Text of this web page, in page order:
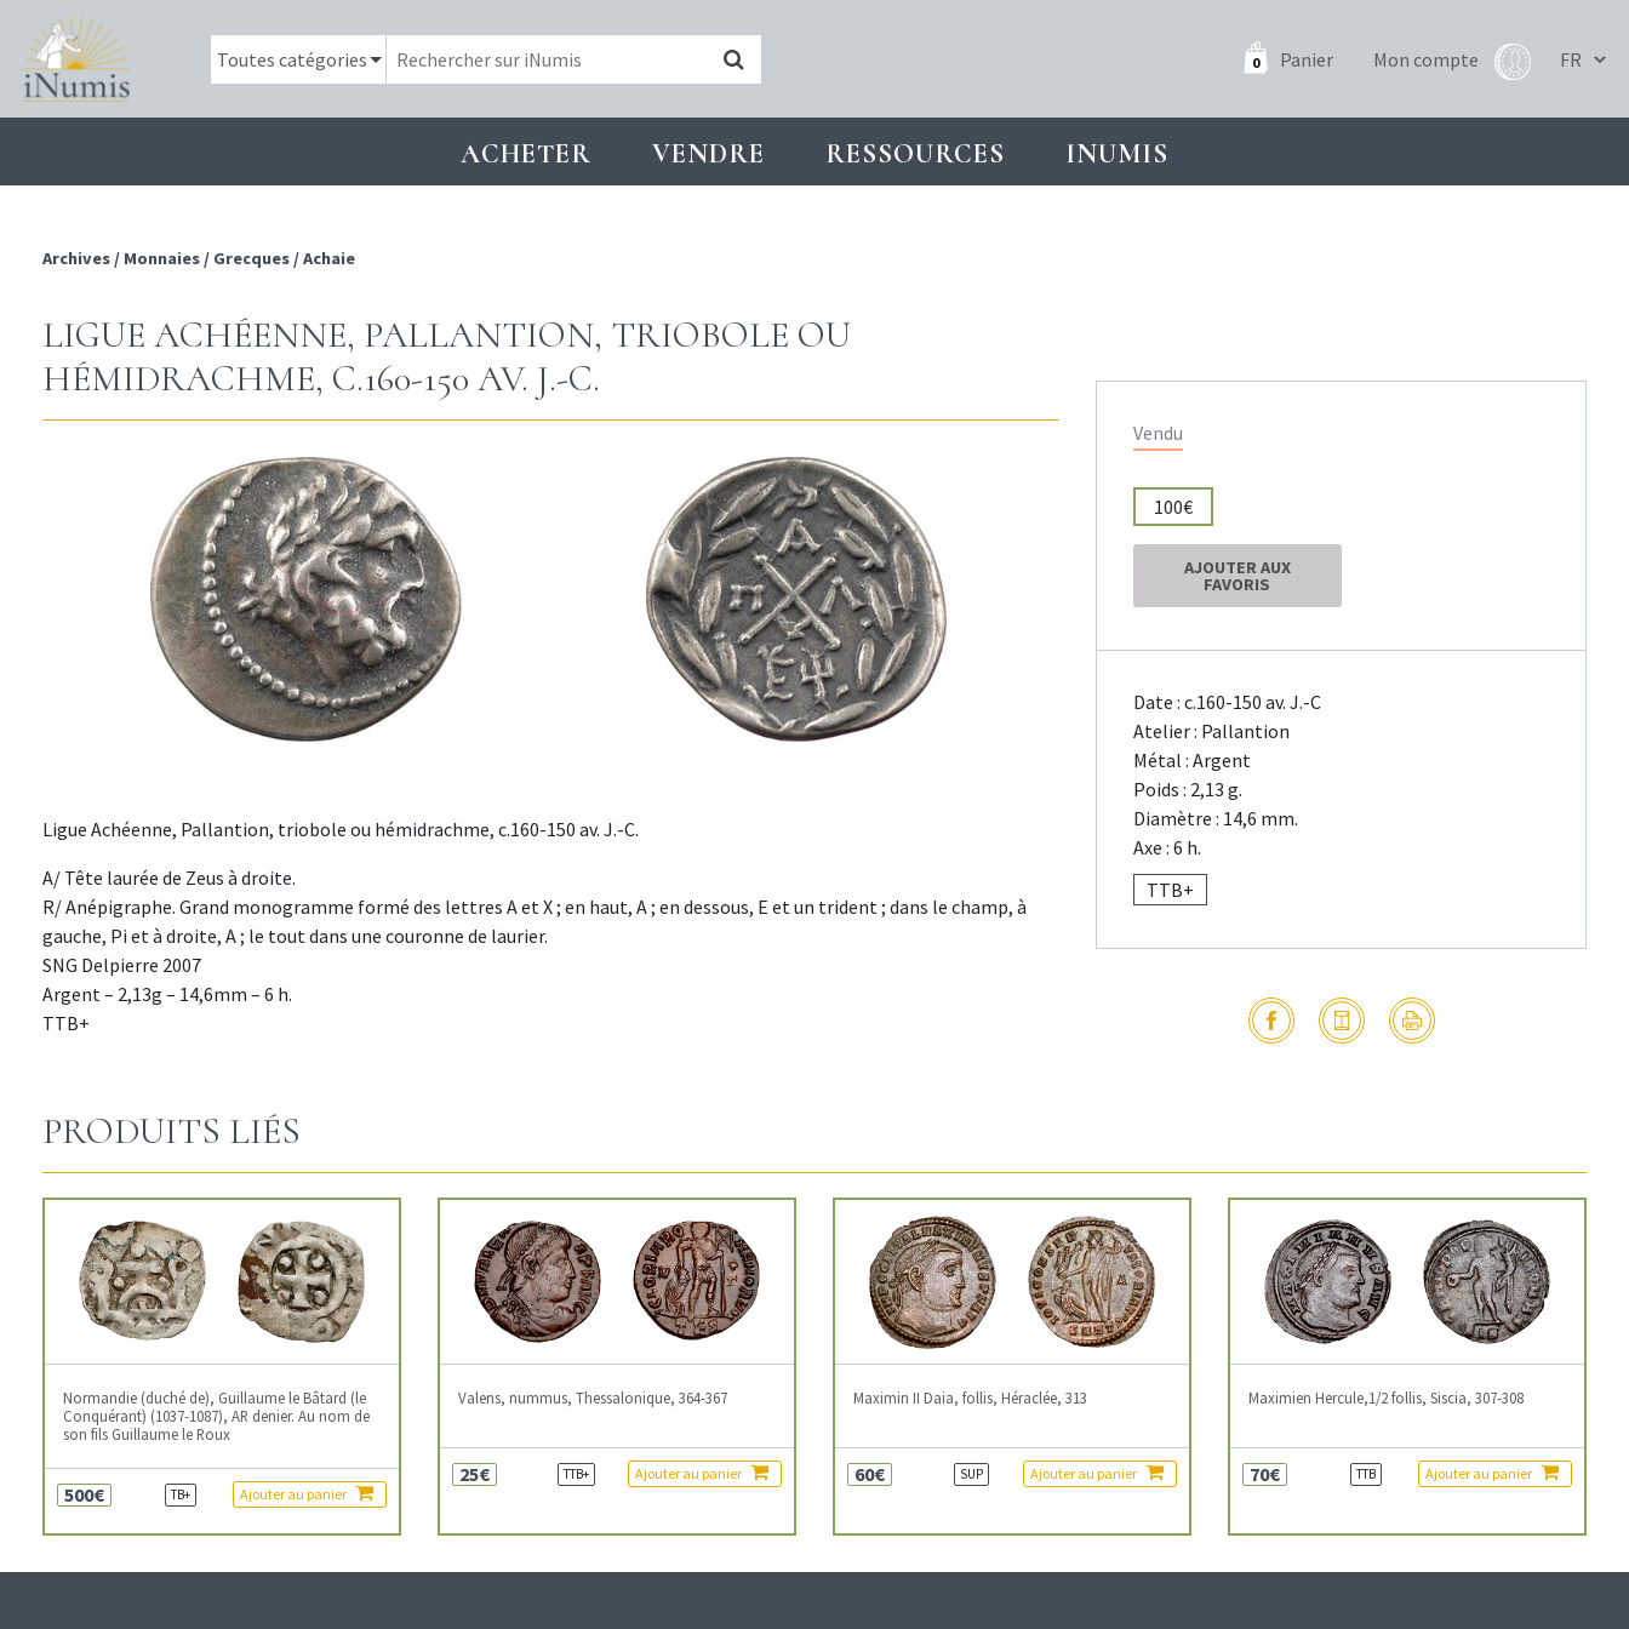
0 Panier Mon compte
ACHETER VENDRE RESSOURCES INUMIS
Archives / Monnaies / Grecques /Achaie
LIGUE ACHÉENNE, PALLANTION, TRIOBOLE OU
HÉMIDRACHME, C.160-150 AV. J.-C.
Ligue Achéenne, Pallantion, triobole ou hémidrachme, c.160-150 av. J.-C.
A/ Tête laurée de Zeus à droite.
R/ Anépigraphe. Grand monogramme formé des lettres A et X ; en haut, A ; en dessous, E et un trident ; dans le champ, à
gauche, Pi et à droite, A ; le tout dans une couronne de laurier.
SNG Delpierre 2007
Argent – 2,13g – 14,6mm – 6 h.
TTB+
Vendu
100€
AJOUTER AUX
FAVORIS
Date : c.160-150 av. J.-C
Atelier : Pallantion
Métal : Argent
Poids : 2,13 g.
Diamètre : 14,6 mm.
Axe : 6 h.
TTB+
PRODUITS LIÉS
Normandie (duché de), Guillaume le Bâtard (le
Conquérant) (1037-1087), AR denier. Au nom de
son fils Guillaume le Roux
500€ TB+ Ajouter au panier
Valens, nummus, Thessalonique, 364-367
25€ TTB+ Ajouter au panier
Maximin II Daia, follis, Héraclée, 313
60€ SUP Ajouter au panier
Maximien Hercule,1/2 follis, Siscia, 307-308
70€ TTB Ajouter au panier